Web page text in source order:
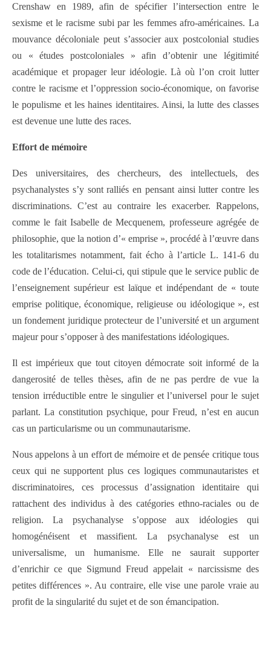
Crenshaw en 1989, afin de spécifier l’intersection entre le
sexisme et le racisme subi par les femmes afro-américaines. La
mouvance décoloniale peut s’associer aux postcolonial studies
ou « études postcoloniales » afin d’obtenir une légitimité
académique et propager leur idéologie. Là où l’on croit lutter
contre le racisme et l’oppression socio-économique, on favorise
le populisme et les haines identitaires. Ainsi, la lutte des classes
est devenue une lutte des races.
Effort de mémoire
Des universitaires, des chercheurs, des intellectuels, des
psychanalystes s’y sont ralliés en pensant ainsi lutter contre les
discriminations. C’est au contraire les exacerber. Rappelons,
comme le fait Isabelle de Mecquenem, professeure agrégée de
philosophie, que la notion d’« emprise », procédé à l’œuvre dans
les totalitarismes notamment, fait écho à l’article L. 141-6 du
code de l’éducation. Celui-ci, qui stipule que le service public de
l’enseignement supérieur est laïque et indépendant de « toute
emprise politique, économique, religieuse ou idéologique », est
un fondement juridique protecteur de l’université et un argument
majeur pour s’opposer à des manifestations idéologiques.
Il est impérieux que tout citoyen démocrate soit informé de la
dangerosité de telles thèses, afin de ne pas perdre de vue la
tension irréductible entre le singulier et l’universel pour le sujet
parlant. La constitution psychique, pour Freud, n’est en aucun
cas un particularisme ou un communautarisme.
Nous appelons à un effort de mémoire et de pensée critique tous
ceux qui ne supportent plus ces logiques communautaristes et
discriminatoires, ces processus d’assignation identitaire qui
rattachent des individus à des catégories ethno-raciales ou de
religion. La psychanalyse s’oppose aux idéologies qui
homogénéisent et massifient. La psychanalyse est un
universalisme, un humanisme. Elle ne saurait supporter
d’enrichir ce que Sigmund Freud appelait « narcissisme des
petites différences ». Au contraire, elle vise une parole vraie au
profit de la singularité du sujet et de son émancipation.